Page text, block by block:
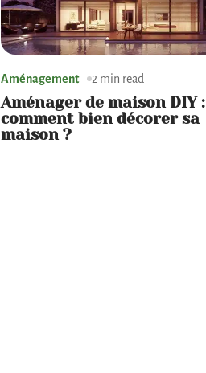
Aménagement 2 min read
Aménager de maison DIY :
comment bien décorer sa
maison ?